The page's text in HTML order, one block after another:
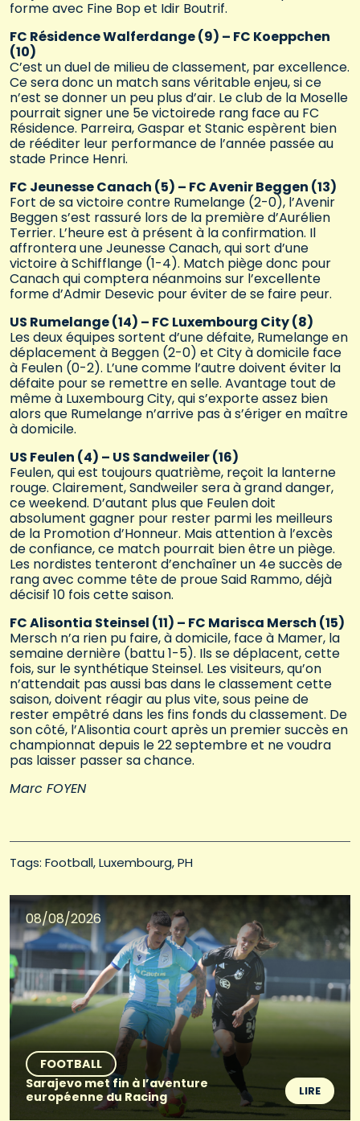
forme avec Fine Bop et Idir Boutrif.
FC Résidence Walferdange (9) – FC Koeppchen
(10)
C’est un duel de milieu de classement, par excellence.
Ce sera donc un match sans véritable enjeu, si ce
n’est se donner un peu plus d’air. Le club de la Moselle
pourrait signer une 5e victoirede rang face au FC
Résidence. Parreira, Gaspar et Stanic espèrent bien
de rééditer leur performance de l’année passée au
stade Prince Henri.
FC Jeunesse Canach (5) – FC Avenir Beggen (13)
Fort de sa victoire contre Rumelange (2-0), l’Avenir
Beggen s’est rassuré lors de la première d’Aurélien
Terrier. L’heure est à présent à la confirmation. Il
affrontera une Jeunesse Canach, qui sort d’une
victoire à Schifflange (1-4). Match piège donc pour
Canach qui comptera néanmoins sur l’excellente
forme d’Admir Desevic pour éviter de se faire peur.
US Rumelange (14) – FC Luxembourg City (8)
Les deux équipes sortent d’une défaite, Rumelange en
déplacement à Beggen (2-0) et City à domicile face
à Feulen (0-2). L’une comme l’autre doivent éviter la
défaite pour se remettre en selle. Avantage tout de
même à Luxembourg City, qui s’exporte assez bien
alors que Rumelange n’arrive pas à s’ériger en maître
à domicile.
US Feulen (4) – US Sandweiler (16)
Feulen, qui est toujours quatrième, reçoit la lanterne
rouge. Clairement, Sandweiler sera à grand danger,
ce weekend. D’autant plus que Feulen doit
absolument gagner pour rester parmi les meilleurs
de la Promotion d’Honneur. Mais attention à l’excès
de confiance, ce match pourrait bien être un piège.
Les nordistes tenteront d’enchaîner un 4e succès de
rang avec comme tête de proue Said Rammo, déjà
décisif 10 fois cette saison.
FC Alisontia Steinsel (11) – FC Marisca Mersch (15)
Mersch n’a rien pu faire, à domicile, face à Mamer, la
semaine dernière (battu 1-5). Ils se déplacent, cette
fois, sur le synthétique Steinsel. Les visiteurs, qu’on
n’attendait pas aussi bas dans le classement cette
saison, doivent réagir au plus vite, sous peine de
rester empêtré dans les fins fonds du classement. De
son côté, l’Alisontia court après un premier succès en
championnat depuis le 22 septembre et ne voudra
pas laisser passer sa chance.
Marc FOYEN
Tags: Football Luxembourg PH
08/08/2026
FOOTBALL
Sarajevo met fin à l’aventure
européenne du Racing
LIRE